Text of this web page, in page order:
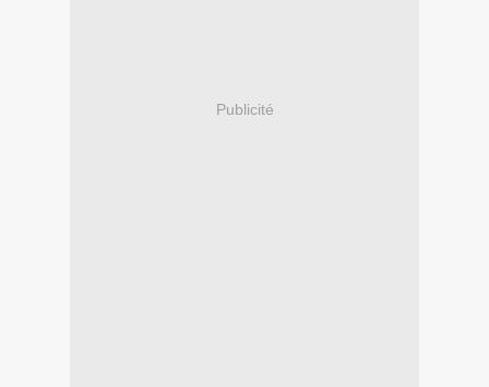
Publicité